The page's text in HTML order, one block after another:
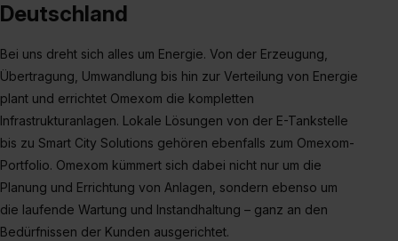
Deutschland
Bei uns dreht sich alles um Energie. Von der Erzeugung,
Übertragung, Umwandlung bis hin zur Verteilung von Energie
plant und errichtet Omexom die kompletten
Infrastrukturanlagen. Lokale Lösungen von der E-Tankstelle
bis zu Smart City Solutions gehören ebenfalls zum Omexom-
Portfolio. Omexom kümmert sich dabei nicht nur um die
Planung und Errichtung von Anlagen, sondern ebenso um
die laufende Wartung und Instandhaltung – ganz an den
Bedürfnissen der Kunden ausgerichtet.